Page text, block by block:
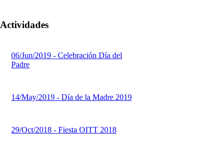
Actividades
06/Jun/2019 - Celebración Día del
Padre
14/May/2019 - Día de la Madre 2019
29/Oct/2018 - Fiesta OITT 2018